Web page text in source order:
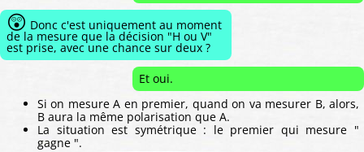
😲 Donc c'est uniquement au moment
de la mesure que la décision "H ou V"
est prise, avec une chance sur deux ?
Et oui.
Si on mesure A en premier, quand on va mesurer B, alors,
B aura la même polarisation que A.
La situation est symétrique : le premier qui mesure "
gagne ".